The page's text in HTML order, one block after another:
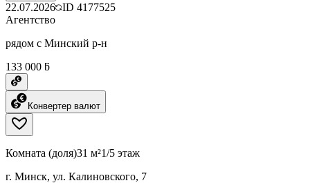
22.07.2026 ID 4177525
Агентство
рядом с Минский р-н
133 000 ƃ
Конвертер валют
Комната (доля)31 м²1/5 этаж
г. Минск, ул. Калиновского, 7